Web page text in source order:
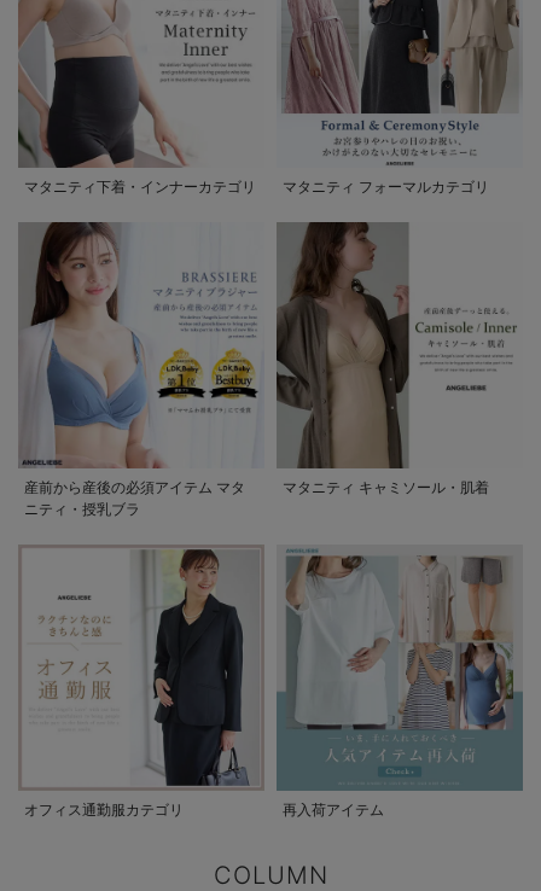
マタニティ下着・インナーカテゴリ マタニティ フォーマルカテゴリ
産前から産後の必須アイテム マタ
ニティ・授乳ブラ
マタニティ キャミソール・肌着
オフィス通勤服カテゴリ 再入荷アイテム
COLUMN